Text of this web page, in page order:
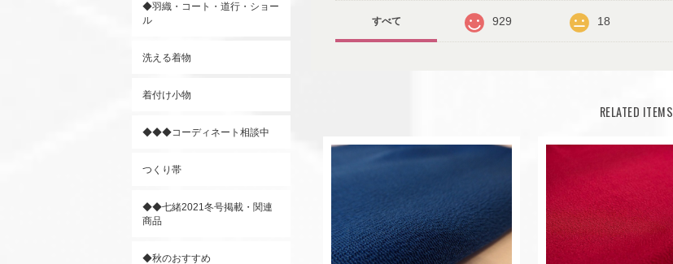
すべて 929 18
RELATED ITEMS
◆羽織・コート・道行・ショー
ル
洗える着物
着付け小物
◆◆◆コーディネート相談中
つくり帯
◆◆七緒2021冬号掲載・関連
商品
◆秋のおすすめ